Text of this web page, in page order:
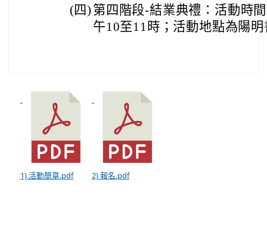
(四) 第四階段-結業典禮：活動時
午10至11時；活動地點為陽
1) 活動簡章.pdf 2) 報名.pdf